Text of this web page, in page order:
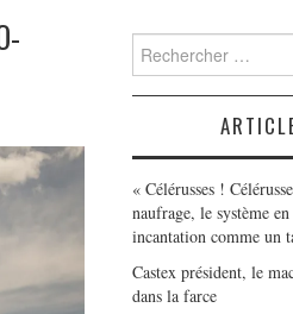
Search
for:
« Célérusses !
naufrage, le système
incantation comme un
Castex président, le
dans la farce